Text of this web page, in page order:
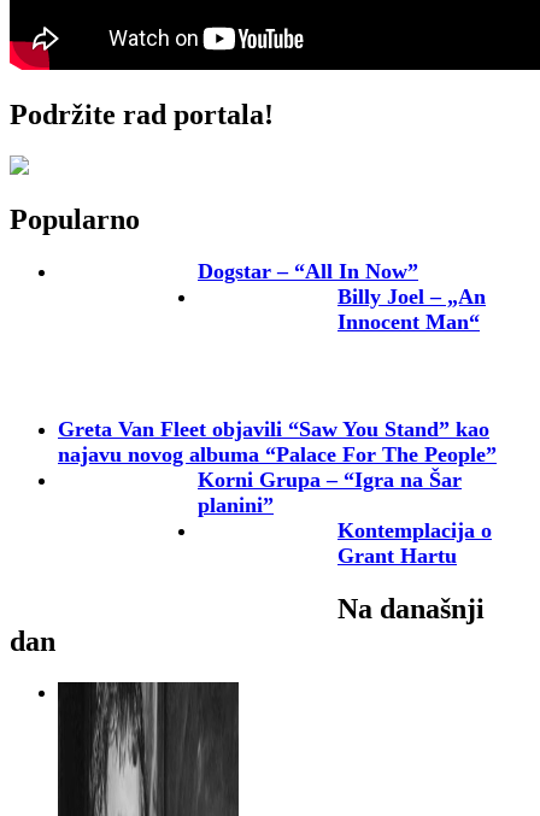
Podržite rad portala!
Popularno
Dogstar – “All In Now”
Billy Joel – „An
Innocent Man“
Greta Van Fleet objavili “Saw You Stand” kao
najavu novog albuma “Palace For The People”
Korni Grupa – “Igra na Šar
planini”
Kontemplacija o
Grant Hartu
Na današnji
dan